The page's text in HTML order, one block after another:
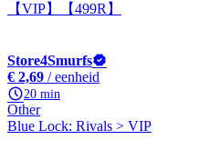
【VIP】【499R】
Store4Smurfs
€ 2,69 / eenheid
20 min
Other
Blue Lock: Rivals > VIP